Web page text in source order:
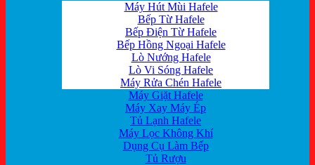
Máy Hút Mùi Hafele
Bếp Từ Hafele
Bếp Điện Từ Hafele
Bếp Hồng Ngoại Hafele
Lò Nướng Hafele
Lò Vi Sóng Hafele
Máy Rửa Chén Hafele
Máy Giặt Hafele
Máy Xay Máy Ép
Tủ Lạnh Hafele
Máy Lọc Không Khí
Dụng Cụ Làm Bếp
Tủ Rượu